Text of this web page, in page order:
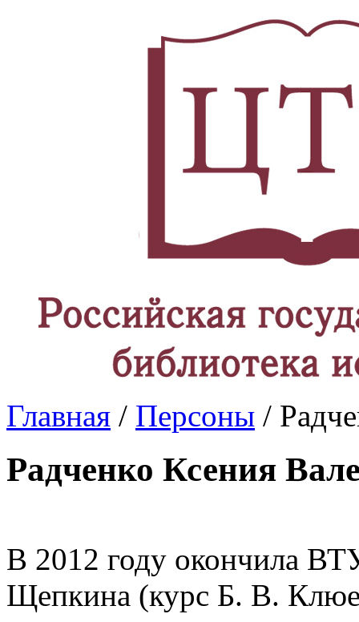
Главная / Персоны /
Радченко Ксения
В 2012 году окончила
Щепкина (курс Б. В.